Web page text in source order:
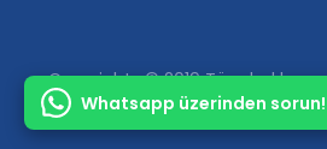
Whatsapp üzerinden sorun!
Copyrights © 2019 Tüm hakları
Makina'nın tescilli markasıdır.